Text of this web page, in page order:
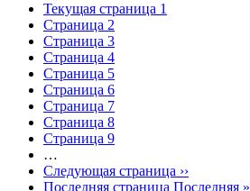
Текущая страница 1
Страница 2
Страница 3
Страница 4
Страница 5
Страница 6
Страница 7
Страница 8
Страница 9
…
Следующая страница ››
Последняя страница Последняя »